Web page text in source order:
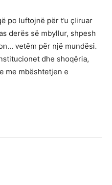
po luftojnë për t’u çliruar
derës së mbyllur, shpesh
vetëm për një mundësi.
dhe shoqëria,
me mbështetjen e